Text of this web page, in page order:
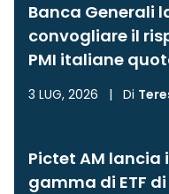
Banca Generali
convogliare il
PMI italiane
3 LUG, 2026 | Di
Pictet AM lancia
gamma di ETF